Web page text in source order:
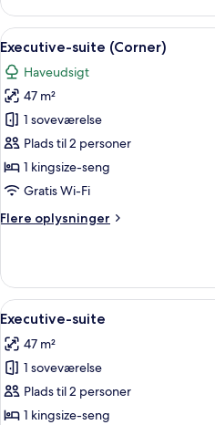
Well
Suite
Indlæs
alle
billeder
af
Executive-
suite
(Corner)
3
Executive-suite (Corner)
Haveudsigt
47 m²
1 soveværelse
Plads til 2 personer
1 kingsize-seng
Gratis Wi-Fi
Flere oplysninger
Flere
suite
(Corner)
Indlæs
alle
billeder
af
Executive-
suite
4
Executive-suite
47 m²
1 soveværelse
Plads til 2 personer
1 kingsize-seng